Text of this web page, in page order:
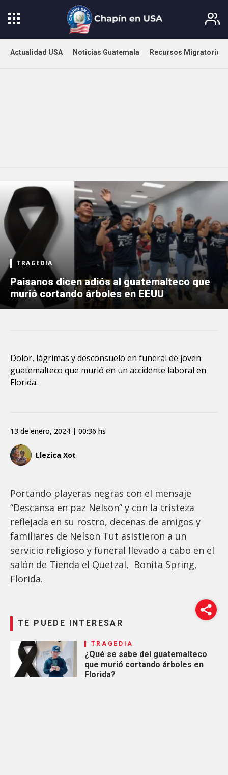
Actualidad USA Noticias Guatemala Recursos Migratorios
TRAGEDIA
Paisanos dicen adiós al guatemalteco que
murió cortando árboles en EEUU
Dolor, lágrimas y desconsuelo en funeral de joven
guatemalteco que murió en un accidente laboral en
Florida.
Llezica Xot
13 de enero, 2024 | 00:36 hs
Portando playeras negras con el mensaje
“Descansa en paz Nelson” y con la tristeza
reflejada en su rostro, decenas de amigos y
familiares de Nelson Tut asistieron a un
servicio religioso y funeral llevado a cabo en el
salón de Tienda el Quetzal, Bonita Spring,
Florida.
TE PUEDE INTERESAR
TRAGEDIA
¿Qué se sabe del guatemalteco
que murió cortando árboles en
Florida?